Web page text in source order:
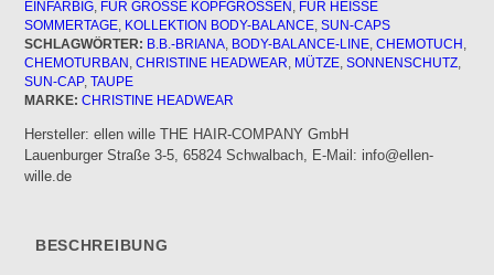
-
Taupe
Menge
EINFARBIG, FÜR GROSSE KOPFGRÖSSEN , FÜR HEISSE S
OMMERTAGE
, KOLLEKTION BODY-BALANCE,SUN-CAPS
SCHLAGWÖRTER: B.B.-BRIANA, BODY-BALANCE-LINE,CHEMOTUCH ,
CHEMOTURBAN ,CHRISTINE HEADWEAR, MÜTZE,SONNENSCHUTZ,
SUN-CAP,
TAUPE
MARKE:CHRISTINE HEADWEAR
Hersteller:ellen wille THE HAIR-COMPANY GmbH
Lauenburger Straße 3-5, 65824 Schwalbach, E-Mail: info@ellen-
wille.de
BESCHREIBUNG